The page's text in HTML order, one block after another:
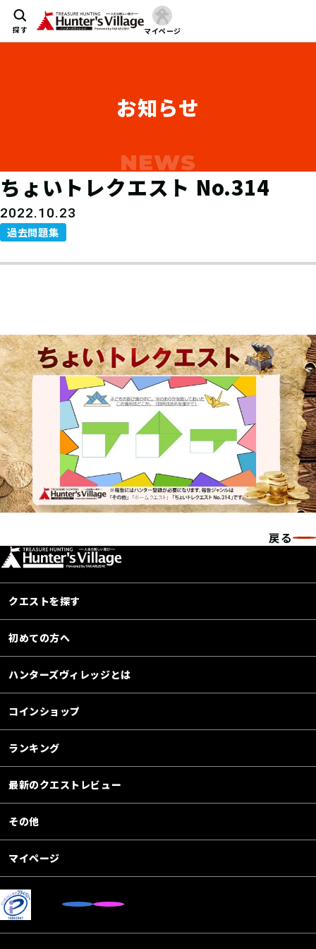
探す マイページ
お知らせ
ちょいトレクエスト No.314
2022.10.23
過去問題集
戻る
クエストを探す
初めての方へ
ハンターズヴィレッジとは
コインショップ
ランキング
最新のクエストレビュー
その他
マイページ